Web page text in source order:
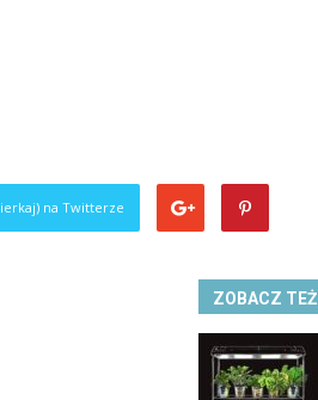
na Twitterze
ZOBACZ TEŻ